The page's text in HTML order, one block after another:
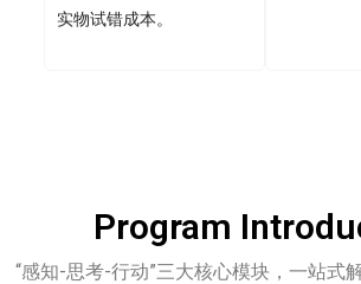
实物试错成本。
Program
“感知-思考-行动”三大核心模块，一站式